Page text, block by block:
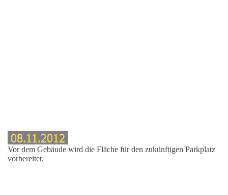
08.11.2012
Vor dem Gebäude wird die Fläche für den zukünftigen Parkplatz
vorbereitet.